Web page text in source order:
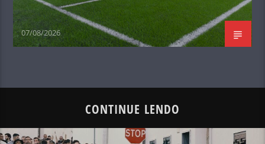
07/08/2026
CONTINUE LENDO